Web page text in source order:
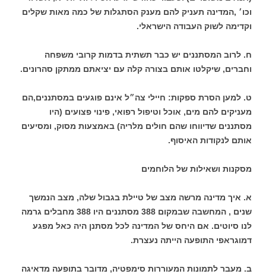
וכו׳ ,המדינה תעניק להם מענק הסתגלות של כמה מאות שקלים
וקדימה לשוק העבודה הישראלי.
ח. לרוב המסתננים יש כבר תשתית בדמות קרובי משפחה
וחברים, שיקלטו אותם בצורה קלה עם יציאתם ממתקן סהרונים.
ט. למען הסרת ספקות: חיילי צה״ל אינם פוגעים במסתננים,הם
מעניקים להם מים, אוכל וטיפול רפואי, פינוי פצועים (היו
מסתננים שדיווחו שהם חולים מלריה) באמצעות מסוק, ומסיעים
אותם לנקודות האיסוף.
מסקנות ושאילות של הלוחמים
א. איך מדינה מרשה מצב של טיילת בגבול שלה, מצב הנמשך
שנים , המחשבה שבמקום 388 מסתננים היו 388 מחבלים גרמה
לנו סיוטים. אם היחס של המדינה לכל מסתנן היה כאל מפגע
דמוגראפי התופעה הייתה נעצרת.
ב. מעבר לתמונות המעוררות סימפטיה, מדובר בתופעה מדאיגה